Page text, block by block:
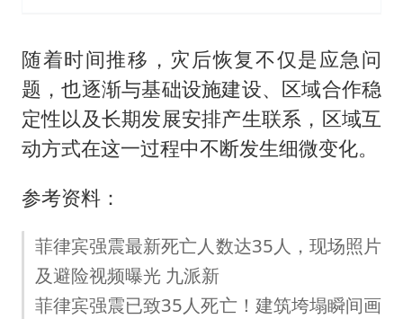
随着时间推移，灾后恢复不仅是应急问
题，也逐渐与基础设施建设、区域合作稳
定性以及长期发展安排产生联系，区域互
动方式在这一过程中不断发生细微变化。
参考资料：
菲律宾强震最新死亡人数达35人，现场照片
及避险视频曝光 九派新
菲律宾强震已致35人死亡！建筑垮塌瞬间画